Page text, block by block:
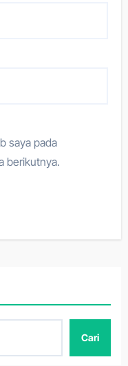
saya pada
berikutnya.
Cari